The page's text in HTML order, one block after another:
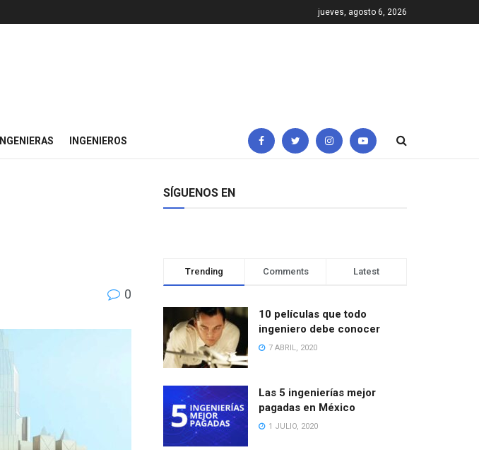
jueves, agosto 6, 2026
INGENIERAS INGENIEROS
0
SÍGUENOS EN
Trending Comments Latest
10 películas que todo
ingeniero debe conocer
7 ABRIL, 2020
Las 5 ingenierías mejor
pagadas en México
1 JULIO, 2020